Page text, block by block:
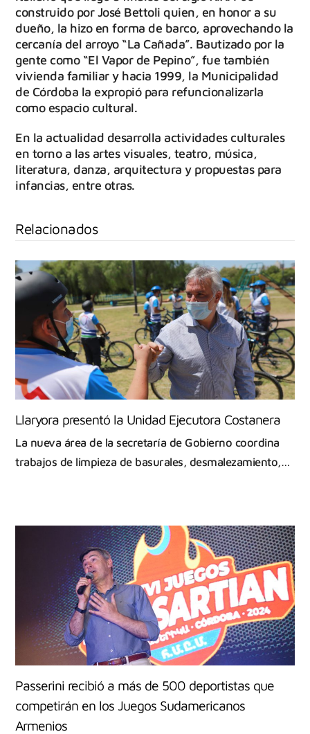
construido por José Bettoli quien, en honor a su
dueño, la hizo en forma de barco, aprovechando la
cercanía del arroyo “La Cañada”. Bautizado por la
gente como “El Vapor de Pepino”, fue también
vivienda familiar y hacia 1999, la Municipalidad
de Córdoba la expropió para refuncionalizarla
como espacio cultural.
En la actualidad desarrolla actividades culturales
en torno a las artes visuales, teatro, música,
literatura, danza, arquitectura y propuestas para
infancias, entre otras.
Relacionados
Llaryora presentó la Unidad Ejecutora Costanera
La nueva área de la secretaría de Gobierno coordina
trabajos de limpieza de basurales, desmalezamiento,…
Passerini recibió a más de 500 deportistas que
competirán en los Juegos Sudamericanos
Armenios